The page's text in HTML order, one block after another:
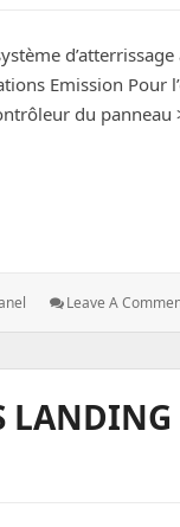
Emission Pour
du panneau
System
Leave A